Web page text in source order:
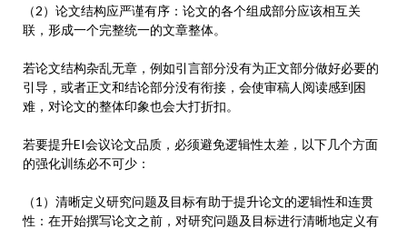
（2）论文结构应严谨有序：论文的各个组成部分应该相互关
联，形成一个完整统一的文章整体。
若论文结构杂乱无章，例如引言部分没有为正文部分做好必要的
引导，或者正文和结论部分没有衔接，会使审稿人阅读感到困
难，对论文的整体印象也会大打折扣。
若要提升EI会议论文品质，必须避免逻辑性太差，以下几个方面
的强化训练必不可少：
（1）清晰定义研究问题及目标有助于提升论文的逻辑性和连贯
性：在开始撰写论文之前，对研究问题及目标进行清晰地定义有